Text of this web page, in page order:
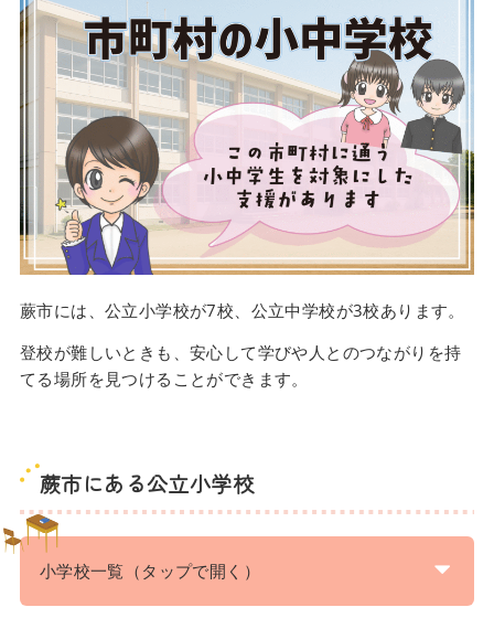
蕨市には、公立小学校が7校、公立中学校が3校あります。
登校が難しいときも、安心して学びや人とのつながりを持
てる場所を見つけることができます。
蕨市にある公立小学校
小学校一覧（タップで開く）